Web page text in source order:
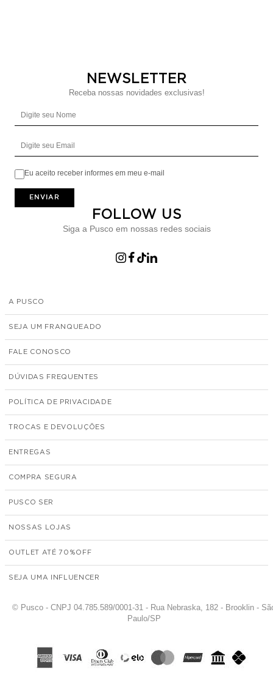
NEWSLETTER
Receba nossas novidades exclusivas!
Eu aceito receber informes em meu e-mail
ENVIAR
FOLLOW US
Siga a Pusco em nossas redes sociais
A PUSCO
SEJA UM FRANQUEADO
FALE CONOSCO
DÚVIDAS FREQUENTES
POLÍTICA DE PRIVACIDADE
TROCAS E DEVOLUÇÕES
ENTREGAS
COMPRA SEGURA
PUSCO SER
NOSSAS LOJAS
OUTLET ATÉ 70%
SEJA UMA INFLUENCER
© Pusco - CNPJ 04.785.589/0001-31 - Rua Nebraska, 182 - Brooklin -
Paulo/SP